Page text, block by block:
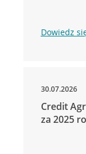
Dowiedz
30.07.2026
Credit
za 2025